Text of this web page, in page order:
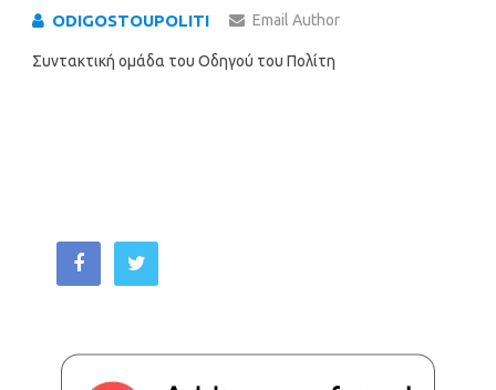
ODIGOSTOUPOLITI Email Author
Συντακτική ομάδα του Οδηγού του Πολίτη